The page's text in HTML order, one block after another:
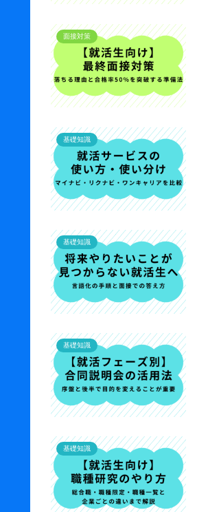
面接対策
基礎知識
基礎知識
基礎知識
基礎知識